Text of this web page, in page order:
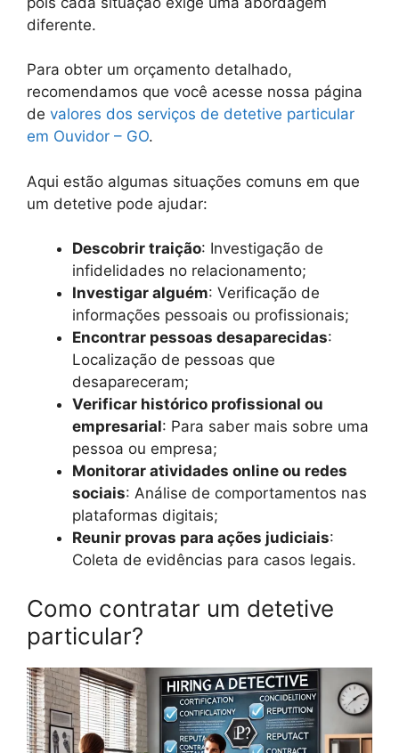
diferente.
Para obter um orçamento detalhado,
recomendamos que você acesse nossa página
de valores dos serviços de detetive particular
em Ouvidor – GO.
Aqui estão algumas situações comuns em que
um detetive pode ajudar:
Descobrir traição: Investigação de
infidelidades no relacionamento;
Investigar alguém: Verificação de
informações pessoais ou profissionais;
Encontrar pessoas desaparecidas:
Localização de pessoas que
desapareceram;
Verificar histórico profissional ou
empresarial: Para saber mais sobre uma
pessoa ou empresa;
Monitorar atividades online ou redes
sociais: Análise de comportamentos nas
plataformas digitais;
Reunir provas para ações judiciais:
Coleta de evidências para casos legais.
Como contratar um detetive
particular?